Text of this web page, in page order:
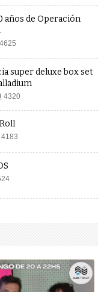
años de Operación
4625
super deluxe box set
4320
4183